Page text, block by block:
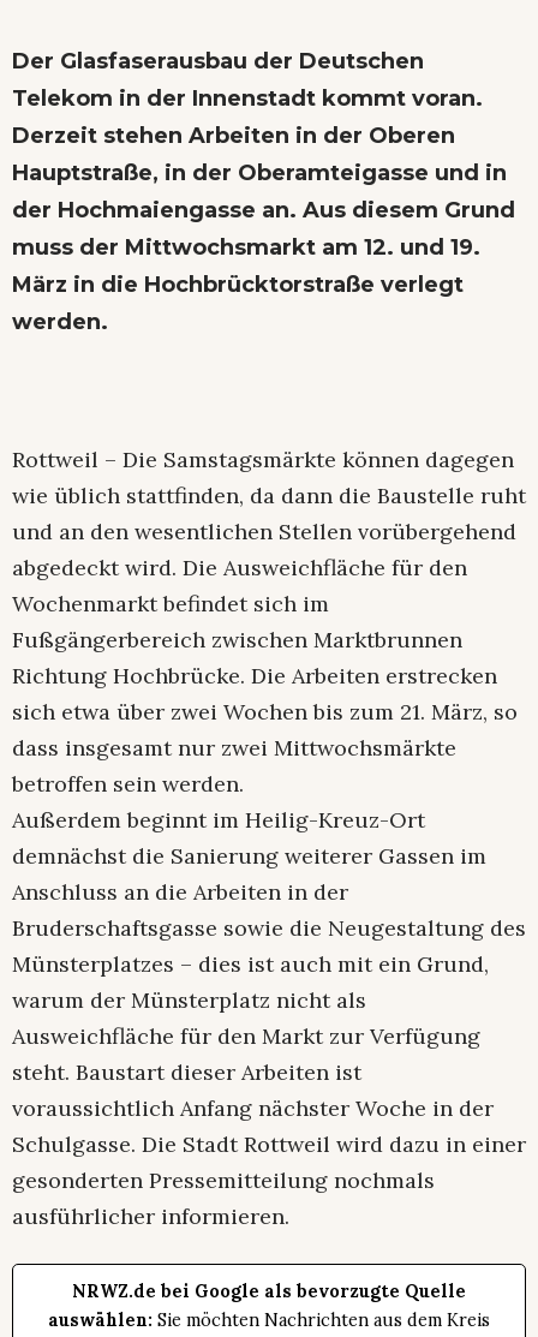
Der Glasfaserausbau der Deutschen
Telekom in der Innenstadt kommt voran.
Derzeit stehen Arbeiten in der Oberen
Hauptstraße, in der Oberamteigasse und in
der Hochmaiengasse an. Aus diesem Grund
muss der Mittwochsmarkt am 12. und 19.
März in die Hochbrücktorstraße verlegt
werden.
Rottweil – Die Samstagsmärkte können dagegen
wie üblich stattfinden, da dann die Baustelle ruht
und an den wesentlichen Stellen vorübergehend
abgedeckt wird. Die Ausweichfläche für den
Wochenmarkt befindet sich im
Fußgängerbereich zwischen Marktbrunnen
Richtung Hochbrücke. Die Arbeiten erstrecken
sich etwa über zwei Wochen bis zum 21. März, so
dass insgesamt nur zwei Mittwochsmärkte
betroffen sein werden.
Außerdem beginnt im Heilig-Kreuz-Ort
demnächst die Sanierung weiterer Gassen im
Anschluss an die Arbeiten in der
Bruderschaftsgasse sowie die Neugestaltung des
Münsterplatzes – dies ist auch mit ein Grund,
warum der Münsterplatz nicht als
Ausweichfläche für den Markt zur Verfügung
steht. Baustart dieser Arbeiten ist
voraussichtlich Anfang nächster Woche in der
Schulgasse. Die Stadt Rottweil wird dazu in einer
gesonderten Pressemitteilung nochmals
ausführlicher informieren.
NRWZ.de bei Google als bevorzugte Quelle
auswählen: Sie möchten Nachrichten aus dem Kreis